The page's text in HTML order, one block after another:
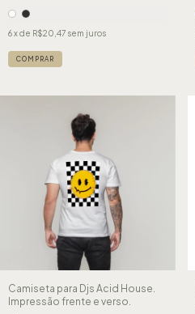
6x de R$20,47 sem juros
COMPRAR
Camiseta para Djs Acid House.
Impressão frente e verso.